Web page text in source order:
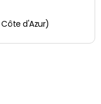
d'Azur)